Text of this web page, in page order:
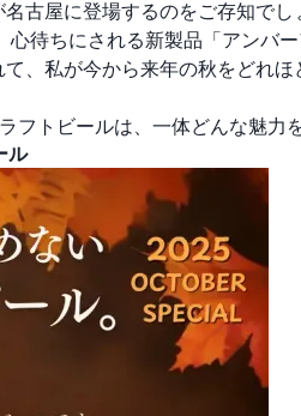
古屋に登場するのをご存知でし
待ちにされる新製品「アンバ
、私が今から来年の秋をどれ
フトビールは、一体どんな魅力
ル